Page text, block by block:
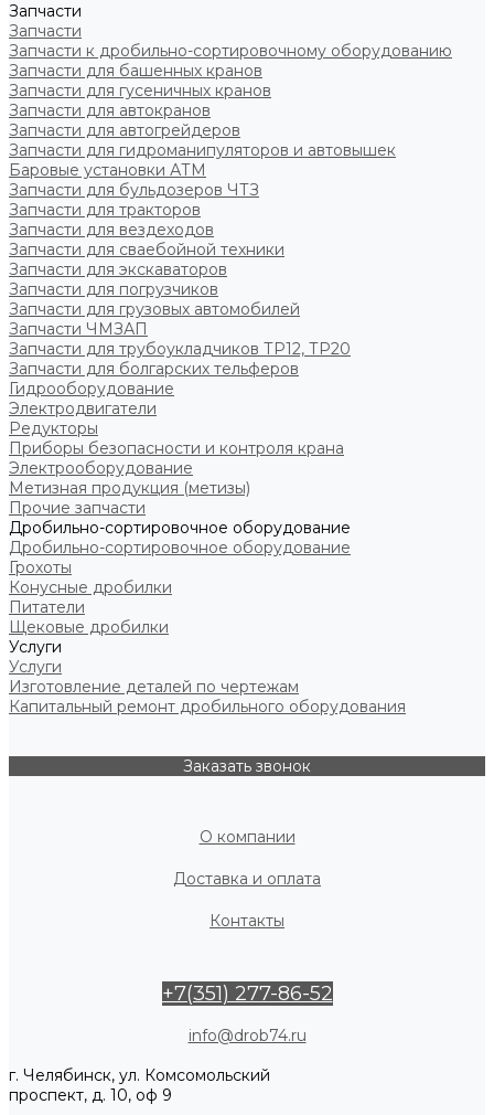
Запчасти
Запчасти
Запчасти к дробильно-сортировочному оборудованию
Запчасти для башенных кранов
Запчасти для гусеничных кранов
Запчасти для автокранов
Запчасти для автогрейдеров
Запчасти для гидроманипуляторов и автовышек
Баровые установки АТМ
Запчасти для бульдозеров ЧТЗ
Запчасти для тракторов
Запчасти для вездеходов
Запчасти для сваебойной техники
Запчасти для экскаваторов
Запчасти для погрузчиков
Запчасти для грузовых автомобилей
Запчасти ЧМЗАП
Запчасти для трубоукладчиков ТР12, ТР20
Запчасти для болгарских тельферов
Гидрооборудование
Электродвигатели
Редукторы
Приборы безопасности и контроля крана
Электрооборудование
Метизная продукция (метизы)
Прочие запчасти
Дробильно-сортировочное оборудование
Дробильно-сортировочное оборудование
Грохоты
Конусные дробилки
Питатели
Щековые дробилки
Услуги
Услуги
Изготовление деталей по чертежам
Капитальный ремонт дробильного оборудования
Заказать звонок
О компании
Доставка и оплата
Контакты
+7(351) 277-86-52
info@drob74.ru
г. Челябинск, ул. Комсомольский
проспект, д. 10, оф 9